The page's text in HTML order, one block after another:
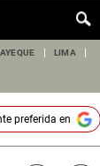
LIMA
preferida en